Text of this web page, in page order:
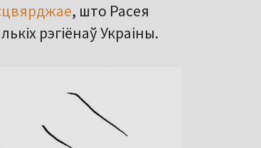
, што Расея
рэгіёнаў Украіны.